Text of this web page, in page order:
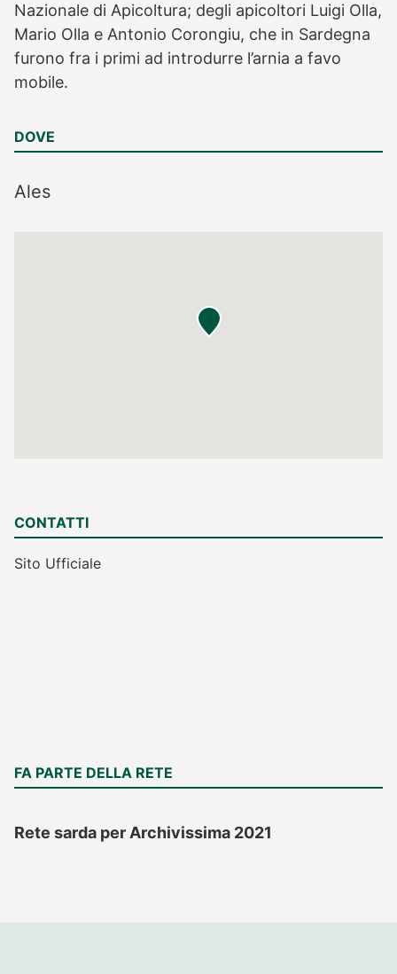
Nazionale di Apicoltura; degli apicoltori Luigi Olla,
Mario Olla e Antonio Corongiu, che in Sardegna
furono fra i primi ad introdurre l’arnia a favo
mobile.
DOVE
Ales
CONTATTI
Sito Ufficiale
FA PARTE DELLA RETE
Rete sarda per Archivissima 2021